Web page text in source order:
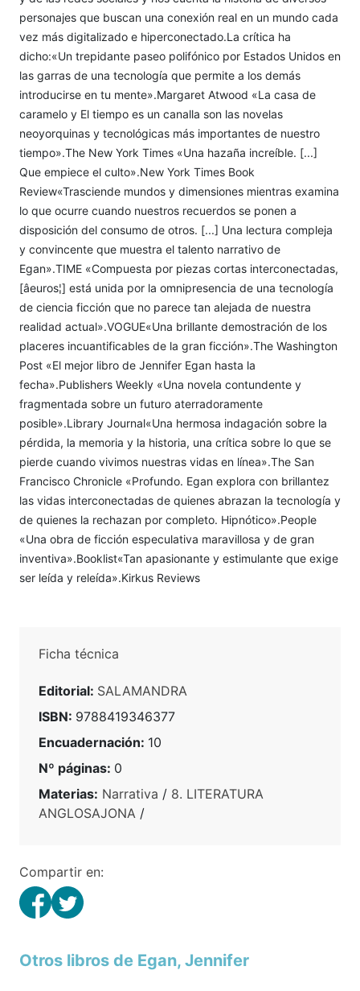
personajes que buscan una conexión real en un mundo cada
vez más digitalizado e hiperconectado.La crítica ha
dicho:«Un trepidante paseo polifónico por Estados Unidos en
las garras de una tecnología que permite a los demás
introducirse en tu mente».Margaret Atwood «La casa de
caramelo y El tiempo es un canalla son las novelas
neoyorquinas y tecnológicas más importantes de nuestro
tiempo».The New York Times «Una hazaña increíble. [...]
Que empiece el culto».New York Times Book
Review«Trasciende mundos y dimensiones mientras examina
lo que ocurre cuando nuestros recuerdos se ponen a
disposición del consumo de otros. [...] Una lectura compleja
y convincente que muestra el talento narrativo de
Egan».TIME «Compuesta por piezas cortas interconectadas,
[âeuros¦] está unida por la omnipresencia de una tecnología
de ciencia ficción que no parece tan alejada de nuestra
realidad actual».VOGUE«Una brillante demostración de los
placeres incuantificables de la gran ficción».The Washington
Post «El mejor libro de Jennifer Egan hasta la
fecha».Publishers Weekly «Una novela contundente y
fragmentada sobre un futuro aterradoramente
posible».Library Journal«Una hermosa indagación sobre la
pérdida, la memoria y la historia, una crítica sobre lo que se
pierde cuando vivimos nuestras vidas en línea».The San
Francisco Chronicle «Profundo. Egan explora con brillantez
las vidas interconectadas de quienes abrazan la tecnología y
de quienes la rechazan por completo. Hipnótico».People
«Una obra de ficción especulativa maravillosa y de gran
inventiva».Booklist«Tan apasionante y estimulante que exige
ser leída y releída».Kirkus Reviews
Ficha técnica
Editorial: SALAMANDRA
ISBN: 9788419346377
Encuadernación: 10
Nº páginas: 0
Materias: Narrativa / 8. LITERATURA
ANGLOSAJONA /
Compartir en:
Otros libros de Egan, Jennifer